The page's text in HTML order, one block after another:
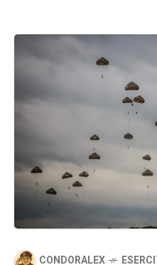
CONDORALEX